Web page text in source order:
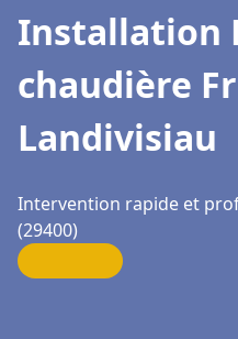
Installation
chaudière
Landivisiau
Intervention rapide et
(29400)